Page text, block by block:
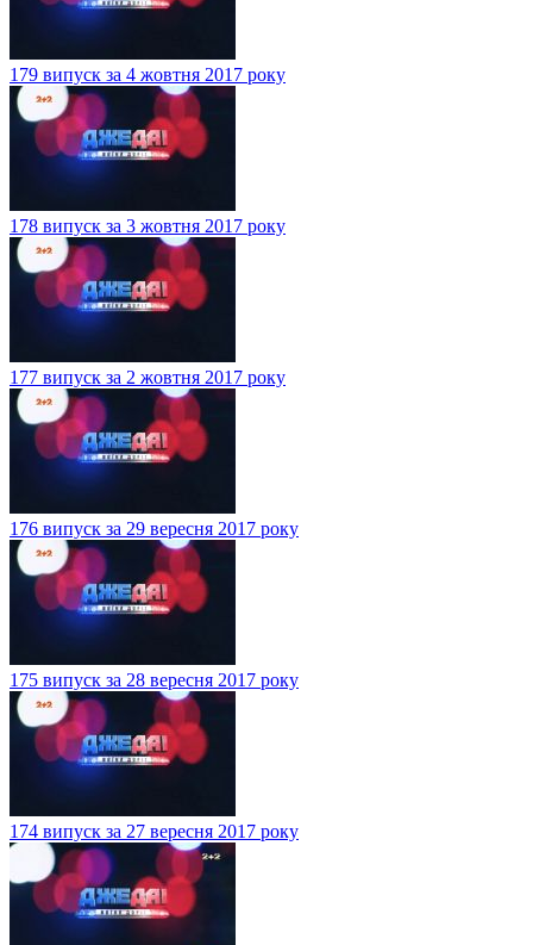
179 випуск за 4 жовтня 2017 року
178 випуск за 3 жовтня 2017 року
177 випуск за 2 жовтня 2017 року
176 випуск за 29 вересня 2017 року
175 випуск за 28 вересня 2017 року
174 випуск за 27 вересня 2017 року